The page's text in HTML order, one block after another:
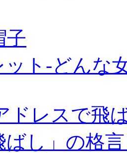
子
ット-どんな
ドレスで飛
ばし」の格